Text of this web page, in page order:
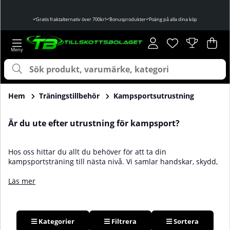
Gratis fraktalternativ över 700kr! Bonusprodukter Poäng på alla dina köp
Önskelista
Antal i
. .
Hem Träningstillbehör Kampsportsutrustning
Är du ute efter utrustning för kampsport?
Hos oss hittar du allt du behöver för att ta din
kampsportsträning till nästa nivå. Vi samlar handskar, skydd,
du kan fokusera på teknik, styrka och uthållighet. Oavsett om
boxningshandskar, MMA-handskar, benskydd, tandskydd,
huvudskydd, rashguards, shorts och gi för BJJ, judo, karate
Läs mer
Kategorier Filtrera Sortera